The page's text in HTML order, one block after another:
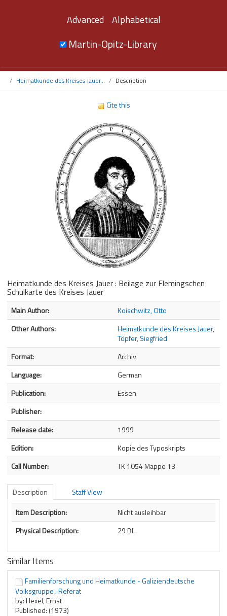
Advanced Alphabetical
Martin-Opitz-Library
Heimatkunde des Kreises Jauer... Description
Cite this
Heimatkunde des Kreises Jauer : Beilage zur Flemingschen
Schulkarte des Kreises Jauer
Bibliographic Details
Main Author:
Koischwitz, Otto
Other Authors:
Heimatkunde des Kreises Jauer,
Töpfer, Siegfried
Format:
Archiv
Language:
German
Publication:
Essen
Publisher:
Release date:
1999
Edition:
Kopie des Typoskripts
Call Number:
TK 1054 Mappe 13
Description
Staff View
Description
Item Description:
Nicht ausleihbar
Physical Description:
29 Bl.
Similar Items
Familienforschung und Heimatkunde - Galiziendeutsche
Volksgruppe : Referat
by: Hexel, Ernst
Published: (1973)